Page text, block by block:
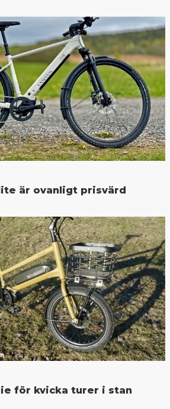
är ovanligt prisvärd
för kvicka turer i stan